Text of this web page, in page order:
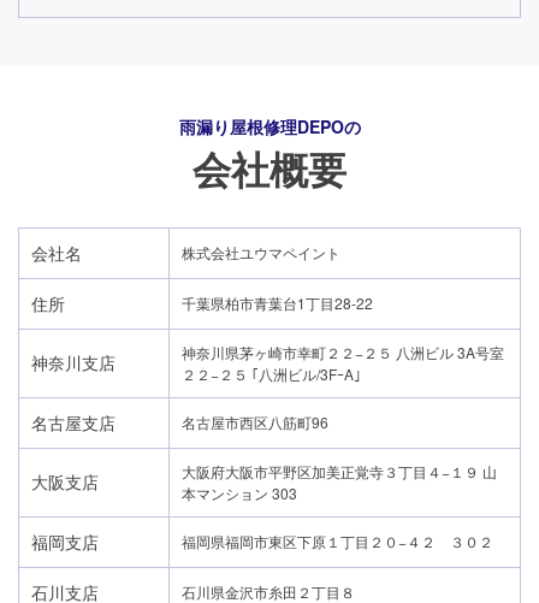
24時間365日対応
050-1883-0629
雨漏り屋根修理DEPOの
会社概要
会社名 株式会社ユウマペイント
住所 千葉県柏市青葉台1丁目28-22
神奈川支店
神奈川県茅ヶ崎市幸町２２−２５ 八洲ビル 3A号室
２２−２５ ｢八洲ビル/3FｰA｣
名古屋支店 名古屋市西区八筋町96
大阪支店
大阪府大阪市平野区加美正覚寺３丁目４−１９ 山
本マンション 303
福岡支店 福岡県福岡市東区下原１丁目２０−４２ ３０２
石川支店 石川県金沢市糸田２丁目８